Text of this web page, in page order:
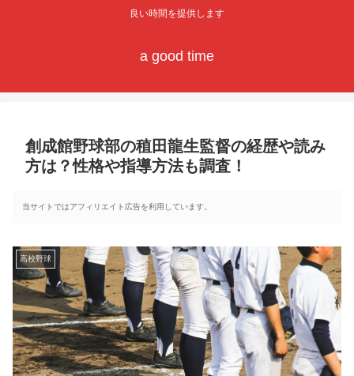
良い時間を提供します
a good time
創成館野球部の稙田龍生監督の経歴や読み
方は？性格や指導方法も調査！
当サイトではアフィリエイト広告を利用しています。
高校野球